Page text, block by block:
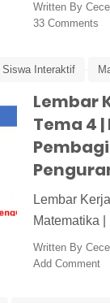
Written By
33 Comments
Siswa Interaktif
Tematik
Lembar
Tema 4
Lembar
Matematika
Written By
Add Comment